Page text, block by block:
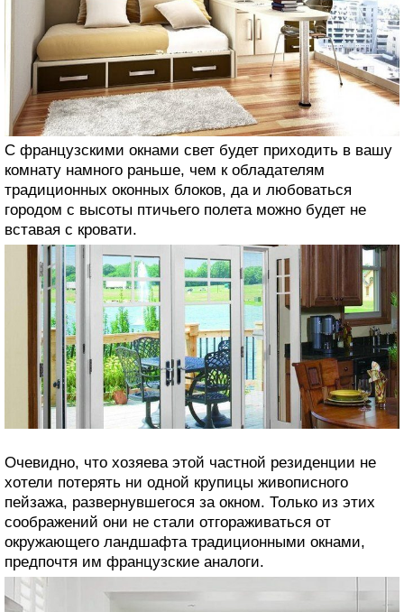
С французскими окнами свет будет приходить в вашу
комнату намного раньше, чем к обладателям
традиционных оконных блоков, да и любоваться
городом с высоты птичьего полета можно будет не
вставая с кровати.
Очевидно, что хозяева этой частной резиденции не
хотели потерять ни одной крупицы живописного
пейзажа, развернувшегося за окном. Только из этих
соображений они не стали отгораживаться от
окружающего ландшафта традиционными окнами,
предпочтя им французские аналоги.